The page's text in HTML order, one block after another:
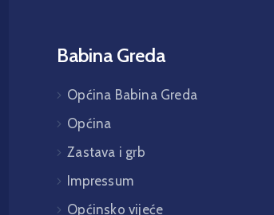
Babina Greda
Općina Babina Greda
Općina
Zastava i grb
Impressum
Općinsko vijeće